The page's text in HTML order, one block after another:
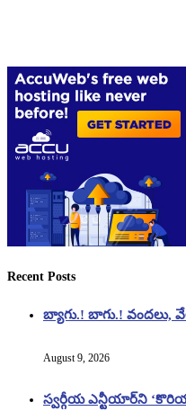
Recent Posts
బ్యాగు.! బాగు.! వందలు,
August 9, 2026
స్వర్గీయ ఎన్టీయార్‌ని